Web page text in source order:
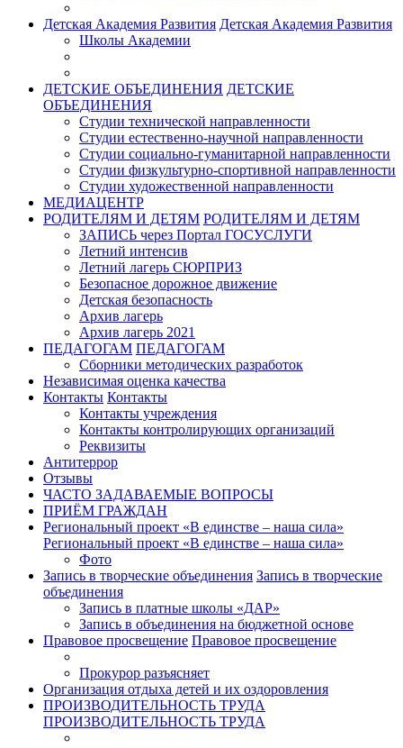
Детская Академия Развития Детская Академия Развития
Школы Академии
ДЕТСКИЕ ОБЪЕДИНЕНИЯ ДЕТСКИЕ
ОБЪЕДИНЕНИЯ
Студии технической направленности
Студии естественно-научной направленности
Студии социально-гуманитарной направленности
Студии физкультурно-спортивной направленности
Студии художественной направленности
МЕДИАЦЕНТР
РОДИТЕЛЯМ И ДЕТЯМ РОДИТЕЛЯМ И ДЕТЯМ
ЗАПИСЬ через Портал ГОСУСЛУГИ
Летний интенсив
Летний лагерь СЮРПРИЗ
Безопасное дорожное движение
Детская безопасность
Архив лагерь
Архив лагерь 2021
ПЕДАГОГАМ ПЕДАГОГАМ
Сборники методических разработок
Независимая оценка качества
Контакты Контакты
Контакты учреждения
Контакты контролирующих организаций
Реквизиты
Антитеррор
Отзывы
ЧАСТО ЗАДАВАЕМЫЕ ВОПРОСЫ
ПРИЁМ ГРАЖДАН
Региональный проект «В единстве – наша сила»
Региональный проект «В единстве – наша сила»
Фото
Запись в творческие объединения Запись в творческие
объединения
Запись в платные школы «ДАР»
Запись в объединения на бюджетной основе
Правовое просвещение Правовое просвещение
Прокурор разъясняет
Организация отдыха детей и их оздоровления
ПРОИЗВОДИТЕЛЬНОСТЬ ТРУДА
ПРОИЗВОДИТЕЛЬНОСТЬ ТРУДА